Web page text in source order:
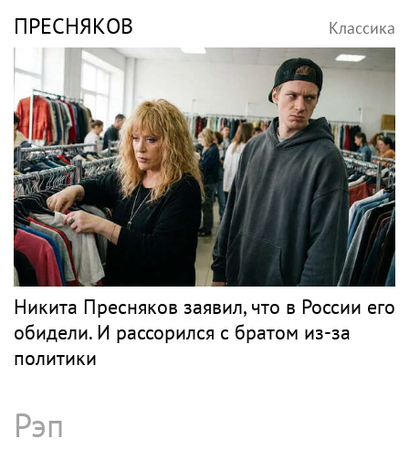
ПРЕСНЯКОВ Классика
Никита Пресняков заявил, что в России его
обидели. И рассорился с братом из-за
политики
Рэп